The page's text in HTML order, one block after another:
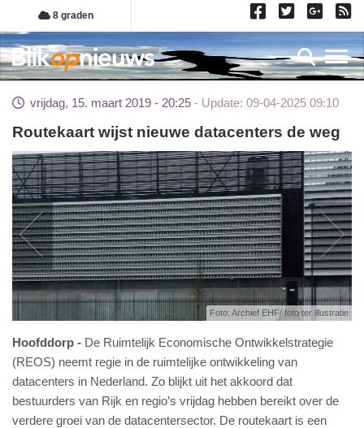
Overslaan
en
naar
de
gaan
8 graden
vrijdag, 15. maart 2019 - 20:25 Update: 09-04-2025 09:10
Routekaart wijst nieuwe datacenters de weg
Foto: Archief EHF/ foto ter illustratie
Hoofddorp
De Ruimtelijk Economische Ontwikkelstrategie
(REOS) neemt regie in de ruimtelijke ontwikkeling van
datacenters in Nederland. Zo blijkt uit het akkoord dat
bestuurders van Rijk en regio’s vrijdag hebben bereikt over de
verdere groei van de datacentersector. De routekaart is een